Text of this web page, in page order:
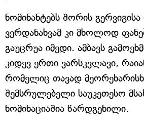
ნომინანტებს შორის
ვერდანახვამ კი მხოლოდ
გაუცრუა იმედი. ამბავს
კიდევ ერთი ვარსკვლავი,
რომელიც თავად
შემსრულებელი საუკეთესო
ნომინაციაშია წარდგენილი.